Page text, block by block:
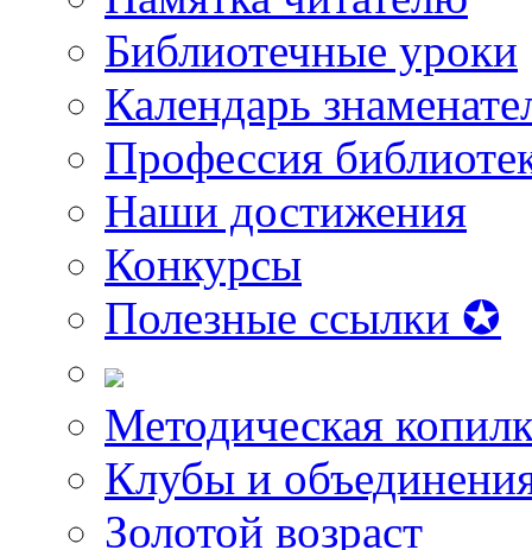
Библиотечные уроки
Календарь
Профессия
Наши достижения
Конкурсы
Полезные ссылки ✪
Методическая
Клубы и
Золотой возраст